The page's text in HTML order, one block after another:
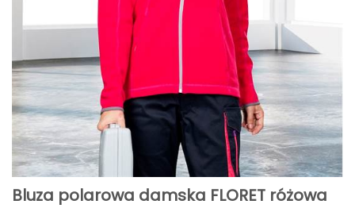
Bluza polarowa damska FLORET różowa